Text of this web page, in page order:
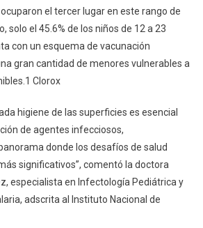
el tercer lugar en este rango de
solo el 45.6% de los niños de 12 a 23
con un esquema de vacunación
gran cantidad de menores vulnerables a
Clorox
higiene de las superficies es esencial
de agentes infecciosos,
donde los desafíos de salud
significativos”, comentó la doctora
especialista en Infectología Pediátrica y
adscrita al Instituto Nacional de